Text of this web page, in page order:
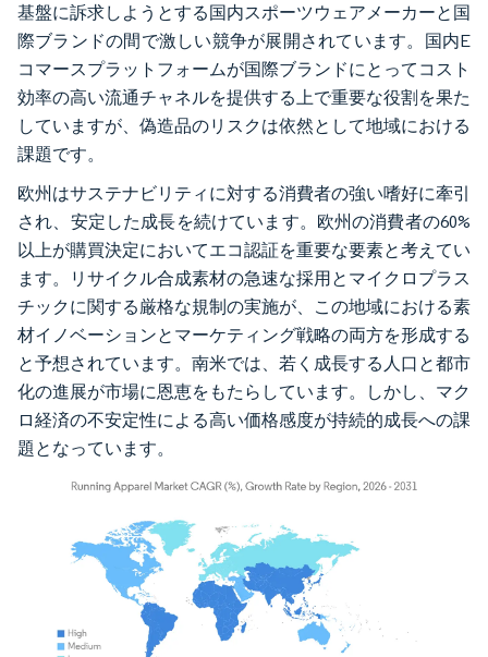
基盤に訴求しようとする国内スポーツウェアメーカーと国
際ブランドの間で激しい競争が展開されています。国内E
コマースプラットフォームが国際ブランドにとってコスト
効率の高い流通チャネルを提供する上で重要な役割を果た
していますが、偽造品のリスクは依然として地域における
課題です。
欧州はサステナビリティに対する消費者の強い嗜好に牽引
され、安定した成長を続けています。欧州の消費者の60%
以上が購買決定においてエコ認証を重要な要素と考えてい
ます。リサイクル合成素材の急速な採用とマイクロプラス
チックに関する厳格な規制の実施が、この地域における素
材イノベーションとマーケティング戦略の両方を形成する
と予想されています。南米では、若く成長する人口と都市
化の進展が市場に恩恵をもたらしています。しかし、マク
ロ経済の不安定性による高い価格感度が持続的成長への課
題となっています。